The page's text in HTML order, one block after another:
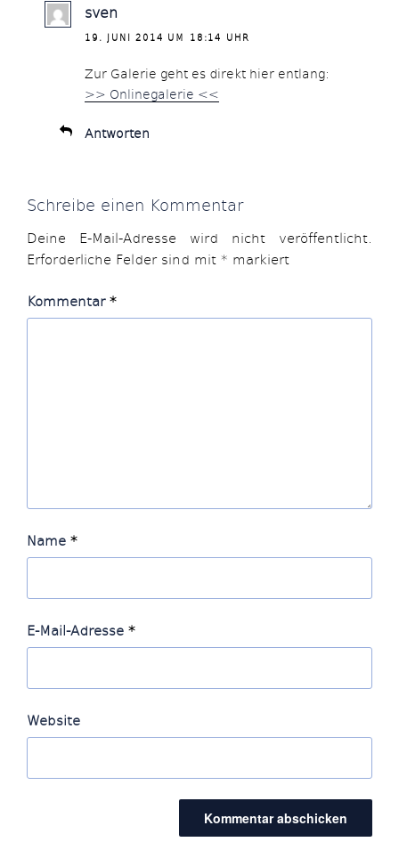
sven
19. JUNI 2014 UM 18:14 UHR
Zur Galerie geht es direkt hier entlang:
>> Onlinegalerie <<
Antworten
Schreibe einen Kommentar
Deine E-Mail-Adresse wird nicht veröffentlicht.
Erforderliche Felder sind mit * markiert
Kommentar*
Name *
E-Mail-Adresse *
Website